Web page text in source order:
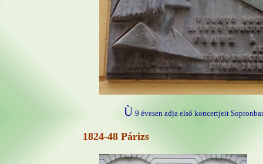
Ù 9 évesen adja első koncertjeit
1824-48 Párizs